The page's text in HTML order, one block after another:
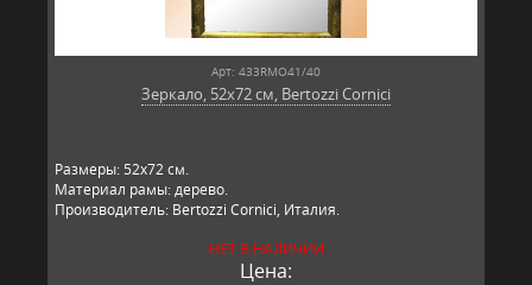
Арт: 433RMO41/40
Зеркало, 52х72 см, Bertozzi Cornici
Размеры: 52х72 см.
Материал рамы: дерево.
Производитель: Bertozzi Cornici, Италия.
НЕТ В НАЛИЧИИ
Цена: